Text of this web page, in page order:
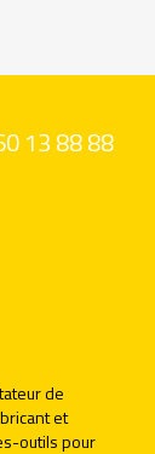
13 88 88
de
et
outils pour